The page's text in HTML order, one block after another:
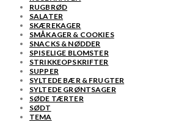
RUGBRØD
SALATER
SKÆREKAGER
SMÅKAGER & COOKIES
SNACKS & NØDDER
SPISELIGE BLOMSTER
STRIKKEOPSKRIFTER
SUPPER
SYLTEDE BÆR & FRUGTER
SYLTEDE GRØNTSAGER
SØDE TÆRTER
SØDT
TEMA